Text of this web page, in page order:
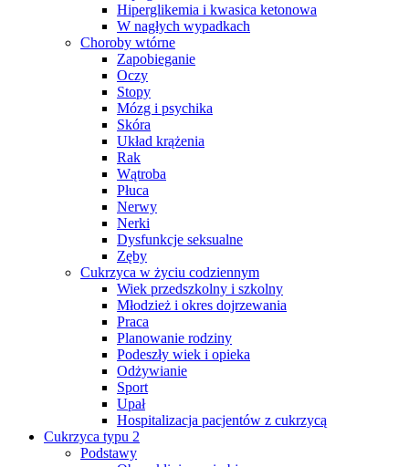
Hiperglikemia i kwasica ketonowa
W nagłych wypadkach
Choroby wtórne
Zapobieganie
Oczy
Stopy
Mózg i psychika
Skóra
Układ krążenia
Rak
Wątroba
Płuca
Nerwy
Nerki
Dysfunkcje seksualne
Zęby
Cukrzyca w życiu codziennym
Wiek przedszkolny i szkolny
Młodzież i okres dojrzewania
Praca
Planowanie rodziny
Podeszły wiek i opieka
Odżywianie
Sport
Upał
Hospitalizacja pacjentów z cukrzycą
Cukrzyca typu 2
Podstawy